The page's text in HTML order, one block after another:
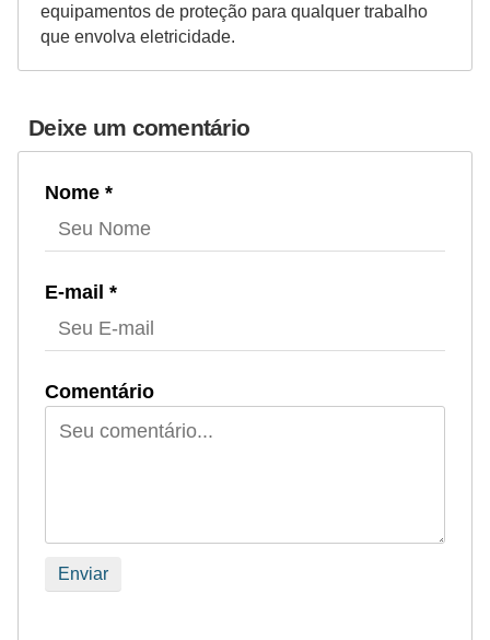
equipamentos de proteção para qualquer trabalho
que envolva eletricidade.
Deixe um comentário
Nome *
E-mail *
Comentário